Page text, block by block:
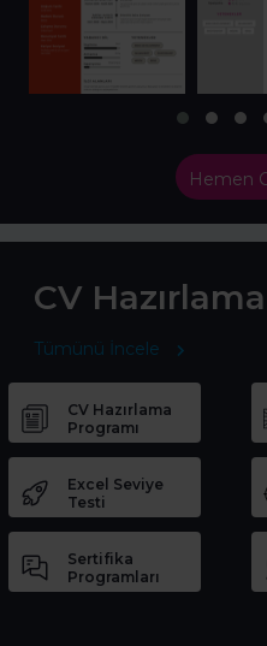
Hemen
CV Hazırlama
Tümünü İncele
CV Hazırlama
Programı
Excel Seviye
Testi
Sertifika
Programları